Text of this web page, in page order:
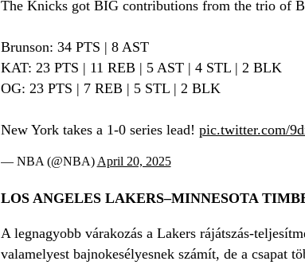
The Knicks got BIG contributions from the trio of
Brunson: 34 PTS | 8 AST
KAT: 23 PTS | 11 REB | 5 AST | 4 STL | 2 BLK
OG: 23 PTS | 7 REB | 5 STL | 2 BLK
New York takes a 1-0 series lead! pic.twitter.com/
— NBA (@NBA) April 20, 2025
LOS ANGELES LAKERS–MINNESOTA
A legnagyobb várakozás a Lakers rájátszás-
valamelyest bajnokesélyesnek számít, de a csapat